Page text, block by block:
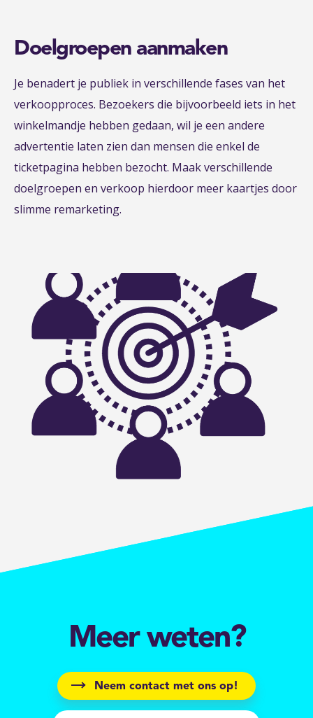
Doelgroepen aanmaken
Je benadert je publiek in verschillende fases van het
verkoopproces. Bezoekers die bijvoorbeeld iets in het
winkelmandje hebben gedaan, wil je een andere
advertentie laten zien dan mensen die enkel de
ticketpagina hebben bezocht. Maak verschillende
doelgroepen en verkoop hierdoor meer kaartjes door
slimme remarketing.
Meer weten?
Neem contact met ons op!